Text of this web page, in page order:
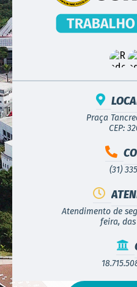
Praça
CEP:
(31)
Atendimento de
feira, das